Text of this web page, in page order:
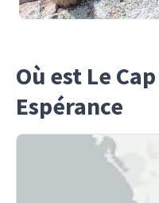
Où est Le
Espérance